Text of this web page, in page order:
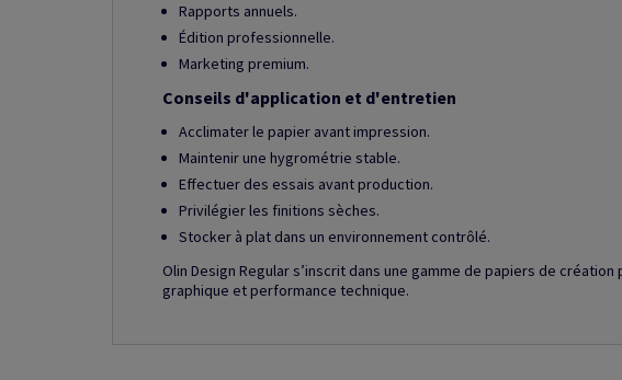
Rapports annuels.
Édition professionnelle.
Marketing premium.
Conseils d'application et d'entretien
Acclimater le papier avant impression.
Maintenir une hygrométrie stable.
Effectuer des essais avant production.
Privilégier les finitions sèches.
Stocker à plat dans un environnement contrôlé.
Olin Design Regular s’inscrit dans une gamme de papiers de
graphique et performance technique.